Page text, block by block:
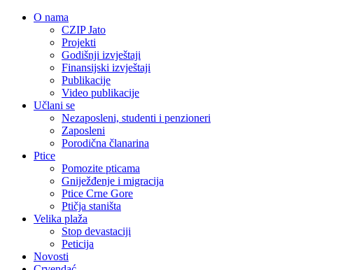
O nama
CZIP Jato
Projekti
Godišnji izvještaji
Finansijski izvještaji
Publikacije
Video publikacije
Učlani se
Nezaposleni, studenti i penzioneri
Zaposleni
Porodična članarina
Ptice
Pomozite pticama
Gniježđenje i migracija
Ptice Crne Gore
Ptičja staništa
Velika plaža
Stop devastaciji
Peticija
Novosti